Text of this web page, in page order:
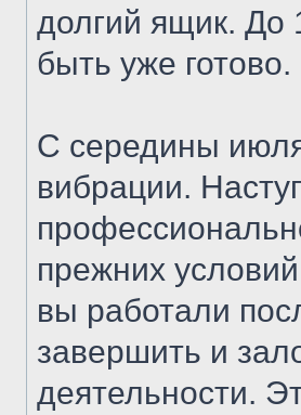
долгий ящик. До
быть уже готово.
С середины
вибрации.
прежних
вы работали
завершить и
деятельности.